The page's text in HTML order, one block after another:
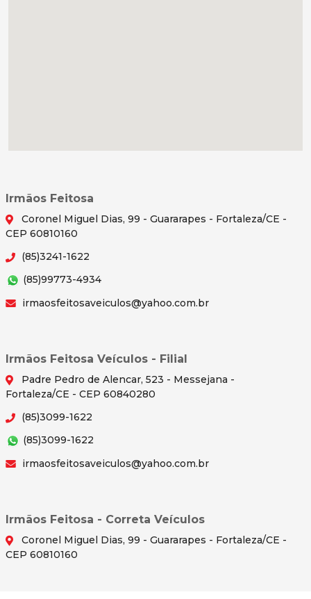
Irmãos Feitosa
Coronel Miguel Dias, 99 - Guararapes - Fortaleza/CE -
CEP 60810160
(85)3241-1622
(85)99773-4934
irmaosfeitosaveiculos@yahoo.com.br
Irmãos Feitosa Veículos - Filial
Padre Pedro de Alencar, 523 - Messejana -
Fortaleza/CE - CEP 60840280
(85)3099-1622
(85)3099-1622
irmaosfeitosaveiculos@yahoo.com.br
Irmãos Feitosa - Correta Veículos
Coronel Miguel Dias, 99 - Guararapes - Fortaleza/CE -
CEP 60810160